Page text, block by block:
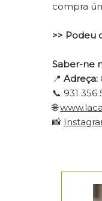
compra
>> Podeu
Saber-ne
📍 Adreça:
📞 931
🌐
📸